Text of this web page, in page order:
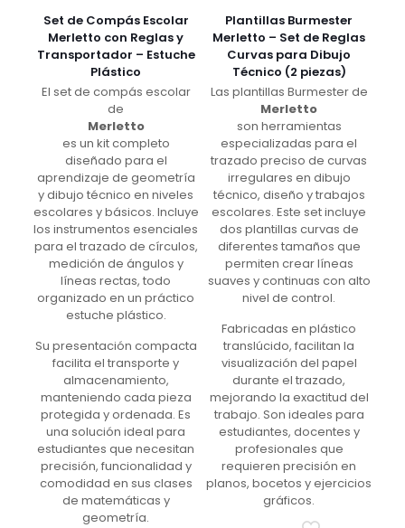
Set de Compás Escolar
Merletto con Reglas y
Transportador – Estuche
Plástico
El set de compás escolar
de
Merletto
es un kit completo
diseñado para el
aprendizaje de geometría
y dibujo técnico en niveles
escolares y básicos. Incluye
los instrumentos esenciales
para el trazado de círculos,
medición de ángulos y
líneas rectas, todo
organizado en un práctico
estuche plástico.
Su presentación compacta
facilita el transporte y
almacenamiento,
manteniendo cada pieza
protegida y ordenada. Es
una solución ideal para
estudiantes que necesitan
precisión, funcionalidad y
comodidad en sus clases
de matemáticas y
geometría.
Plantillas Burmester
Merletto – Set de Reglas
Curvas para Dibujo
Técnico (2 piezas)
Las plantillas Burmester de
Merletto
son herramientas
especializadas para el
trazado preciso de curvas
irregulares en dibujo
técnico, diseño y trabajos
escolares. Este set incluye
dos plantillas curvas de
diferentes tamaños que
permiten crear líneas
suaves y continuas con alto
nivel de control.
Fabricadas en plástico
translúcido, facilitan la
visualización del papel
durante el trazado,
mejorando la exactitud del
trabajo. Son ideales para
estudiantes, docentes y
profesionales que
requieren precisión en
planos, bocetos y ejercicios
gráficos.